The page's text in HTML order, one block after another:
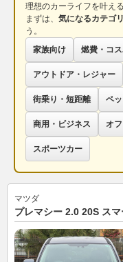
理想のカーライフを叶え
まずは、 気になるカテゴ
う。
家族向け
燃費・コ
アウトドア・レジャー
街乗り・短距離 ペッ
商用・ビジネス オ
スポーツカー
マツダ
プレマシー 2.0 20S ス